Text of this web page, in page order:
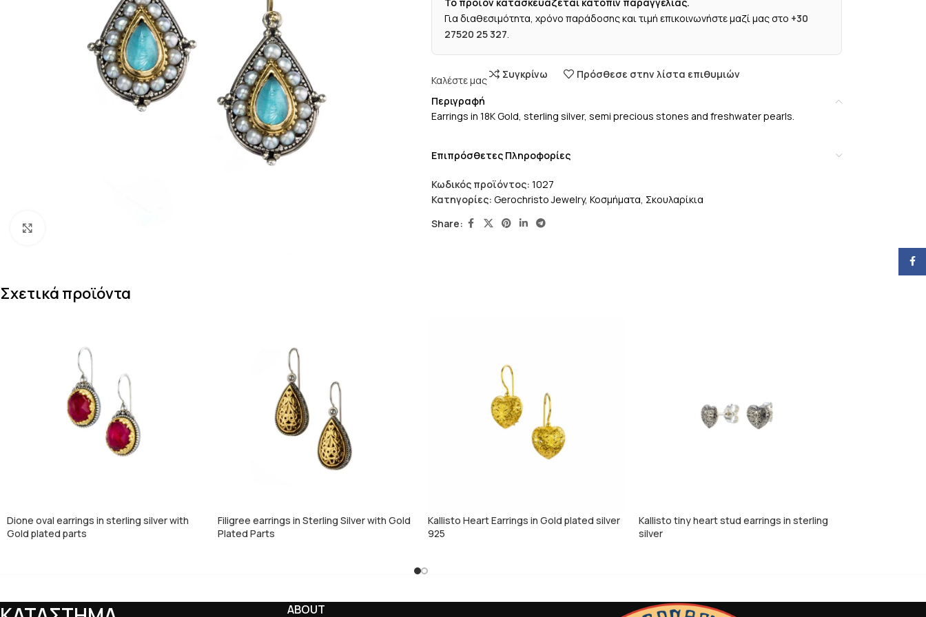
Για διαθεσιμότητα, χρόνο παράδοσης και τιμή επικοινωνήστε μαζί μας στο +30
27520 25 327.
Καλέστε μας Συγκρίνω Πρόσθεσε στην λίστα επιθυμιών
Περιγραφή
Earrings in 18K Gold, sterling silver, semi precious stones and freshwater pearls.
Επιπρόσθετες Πληροφορίες
Κωδικός προϊόντος: 1027
Κατηγορίες: Gerochristo Jewelry, Κοσμήματα, Σκουλαρίκια
Share:
Σχετικά προϊόντα
Dione oval earrings in sterling silver with
Gold plated parts
Filigree earrings in Sterling Silver with Gold
Plated Parts
Kallisto Heart Earrings in Gold plated silver
925
Kallisto tiny heart stud earrings in sterling
silver
ABOUT